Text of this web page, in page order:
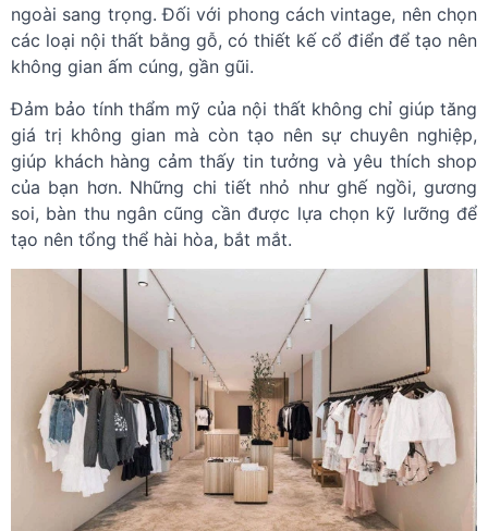
ngoài sang trọng. Đối với phong cách vintage, nên chọn
các loại nội thất bằng gỗ, có thiết kế cổ điển để tạo nên
không gian ấm cúng, gần gũi.
Đảm bảo tính thẩm mỹ của nội thất không chỉ giúp tăng
giá trị không gian mà còn tạo nên sự chuyên nghiệp,
giúp khách hàng cảm thấy tin tưởng và yêu thích shop
của bạn hơn. Những chi tiết nhỏ như ghế ngồi, gương
soi, bàn thu ngân cũng cần được lựa chọn kỹ lưỡng để
tạo nên tổng thể hài hòa, bắt mắt.